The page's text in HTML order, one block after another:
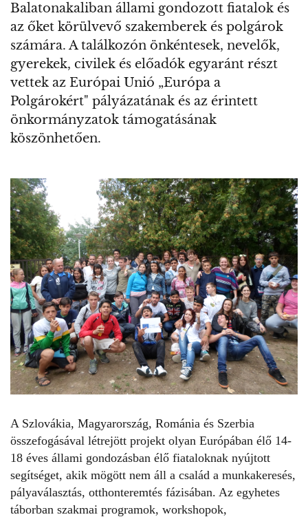
Balatonakaliban állami gondozott fiatalok és
az őket körülvevő szakemberek és polgárok
számára. A találkozón önkéntesek, nevelők,
gyerekek, civilek és előadók egyaránt részt
vettek az Európai Unió „Európa a
Polgárokért" pályázatának és az érintett
önkormányzatok támogatásának
köszönhetően.
A Szlovákia, Magyarország, Románia és Szerbia
összefogásával létrejött projekt olyan Európában élő 14-
18 éves állami gondozásban élő fiataloknak nyújtott
segítséget, akik mögött nem áll a család a munkakeresés,
pályaválasztás, otthonteremtés fázisában. Az egyhetes
táborban szakmai programok, workshopok,